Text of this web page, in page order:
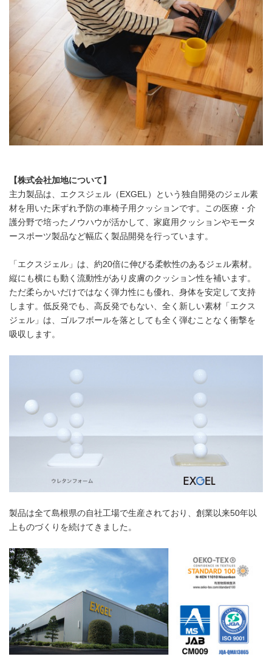
【株式会社加地について】
主力製品は、エクスジェル（EXGEL）という独自開発のジェル素
材を用いた床ずれ予防の車椅子用クッションです。この医療・介
護分野で培ったノウハウが活かして、家庭用クッションやモータ
ースポーツ製品など幅広く製品開発を行っています。
「エクスジェル」は、約20倍に伸びる柔軟性のあるジェル素材。
縦にも横にも動く流動性があり皮膚のクッション性を補います。
ただ柔らかいだけではなく弾力性にも優れ、身体を安定して支持
します。低反発でも、高反発でもない、全く新しい素材「エクス
ジェル」は、ゴルフボールを落としても全く弾むことなく衝撃を
吸収します。
製品は全て島根県の自社工場で生産されており、創業以来50年以
上ものづくりを続けてきました。